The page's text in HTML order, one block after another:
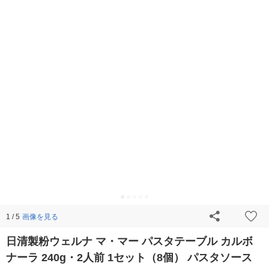
1 / 5 画像を見る
日清製粉ウェルナ マ・マー パスタテーブル カルボ
ナーラ 240g・2人前 1セット（8個） パスタソース